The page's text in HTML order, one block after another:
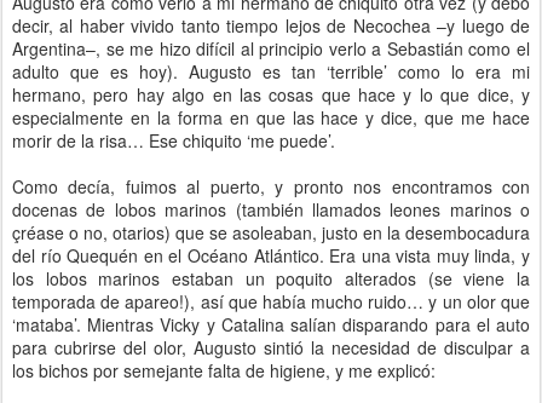
decir, al haber vivido tanto tiempo lejos de Necochea –y luego de
Argentina–, se me hizo difícil al principio verlo a Sebastián como el
adulto que es hoy). Augusto es tan ‘terrible’ como lo era mi
hermano, pero hay algo en las cosas que hace y lo que dice, y
especialmente en la forma en que las hace y dice, que me hace
morir de la risa… Ese chiquito ‘me puede’.
Como decía, fuimos al puerto, y pronto nos encontramos con
docenas de lobos marinos (también llamados leones marinos o
çréase o no, otarios) que se asoleaban, justo en la desembocadura
del río Quequén en el Océano Atlántico. Era una vista muy linda, y
los lobos marinos estaban un poquito alterados (se viene la
temporada de apareo!), así que había mucho ruido… y un olor que
‘mataba’. Mientras Vicky y Catalina salían disparando para el auto
para cubrirse del olor, Augusto sintió la necesidad de disculpar a
los bichos por semejante falta de higiene, y me explicó: